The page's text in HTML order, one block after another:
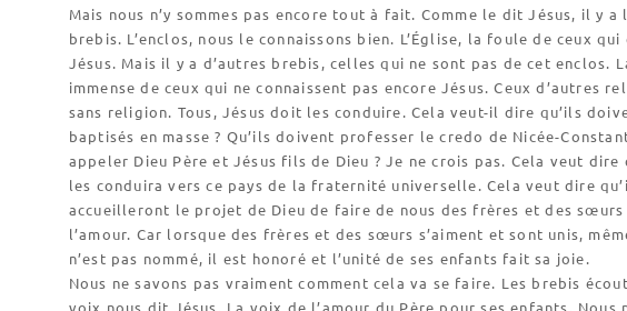
Mais nous n’y sommes pas encore tout à fait. Comme le dit Jésus, il y a
brebis. L’enclos, nous le connaissons bien. L’Église, la foule de ceux
Jésus. Mais il y a d’autres brebis, celles qui ne sont pas de cet enclos.
immense de ceux qui ne connaissent pas encore Jésus. Ceux d’autres
sans religion. Tous, Jésus doit les conduire. Cela veut-il dire qu’ils
baptisés en masse ? Qu’ils doivent professer le credo de Nicée-
appeler Dieu Père et Jésus fils de Dieu ? Je ne crois pas. Cela veut dire
les conduira vers ce pays de la fraternité universelle. Cela veut dire
accueilleront le projet de Dieu de faire de nous des frères et des sœurs
l’amour. Car lorsque des frères et des sœurs s’aiment et sont unis,
n’est pas nommé, il est honoré et l’unité de ses enfants fait sa joie.
Nous ne savons pas vraiment comment cela va se faire. Les brebis